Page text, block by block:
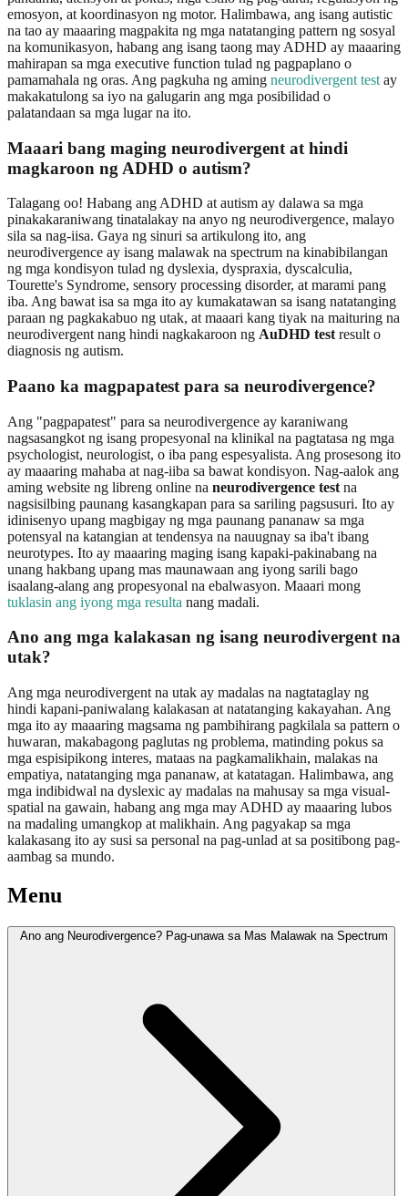
emosyon, at koordinasyon ng motor. Halimbawa, ang isang autistic
na tao ay maaaring magpakita ng mga natatanging pattern ng sosyal
na komunikasyon, habang ang isang taong may ADHD ay maaaring
mahirapan sa mga executive function tulad ng pagpaplano o
pamamahala ng oras. Ang pagkuha ng aming neurodivergent test ay
makakatulong sa iyo na galugarin ang mga posibilidad o
palatandaan sa mga lugar na ito.
Maaari bang maging neurodivergent at hindi
magkaroon ng ADHD o autism?
Talagang oo! Habang ang ADHD at autism ay dalawa sa mga
pinakakaraniwang tinatalakay na anyo ng neurodivergence, malayo
sila sa nag-iisa. Gaya ng sinuri sa artikulong ito, ang
neurodivergence ay isang malawak na spectrum na kinabibilangan
ng mga kondisyon tulad ng dyslexia, dyspraxia, dyscalculia,
Tourette's Syndrome, sensory processing disorder, at marami pang
iba. Ang bawat isa sa mga ito ay kumakatawan sa isang natatanging
paraan ng pagkakabuo ng utak, at maaari kang tiyak na maituring na
neurodivergent nang hindi nagkakaroon ng AuDHD test result o
diagnosis ng autism.
Paano ka magpapatest para sa neurodivergence?
Ang "pagpapatest" para sa neurodivergence ay karaniwang
nagsasangkot ng isang propesyonal na klinikal na pagtatasa ng mga
psychologist, neurologist, o iba pang espesyalista. Ang prosesong ito
ay maaaring mahaba at nag-iiba sa bawat kondisyon. Nag-aalok ang
aming website ng libreng online na neurodivergence test na
nagsisilbing paunang kasangkapan para sa sariling pagsusuri. Ito ay
idinisenyo upang magbigay ng mga paunang pananaw sa mga
potensyal na katangian at tendensya na nauugnay sa iba't ibang
neurotypes. Ito ay maaaring maging isang kapaki-pakinabang na
unang hakbang upang mas maunawaan ang iyong sarili bago
isaalang-alang ang propesyonal na ebalwasyon. Maaari mong
tuklasin ang iyong mga resulta nang madali.
Ano ang mga kalakasan ng isang neurodivergent na
utak?
Ang mga neurodivergent na utak ay madalas na nagtataglay ng
hindi kapani-paniwalang kalakasan at natatanging kakayahan. Ang
mga ito ay maaaring magsama ng pambihirang pagkilala sa pattern o
huwaran, makabagong paglutas ng problema, matinding pokus sa
mga espisipikong interes, mataas na pagkamalikhain, malakas na
empatiya, natatanging mga pananaw, at katatagan. Halimbawa, ang
mga indibidwal na dyslexic ay madalas na mahusay sa mga visual-
spatial na gawain, habang ang mga may ADHD ay maaaring lubos
na madaling umangkop at malikhain. Ang pagyakap sa mga
kalakasang ito ay susi sa personal na pag-unlad at sa positibong pag-
aambag sa mundo.
Menu
Ano ang Neurodivergence? Pag-unawa sa Mas Malawak na Spectrum